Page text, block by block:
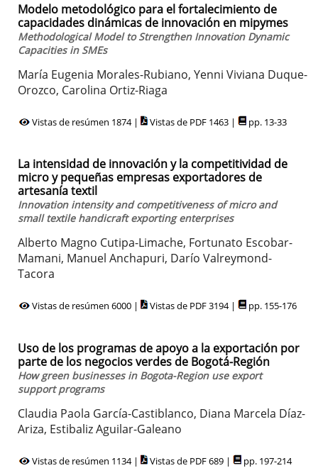
Modelo metodológico para el fortalecimiento de
capacidades dinámicas de innovación en mipymes
Methodological Model to Strengthen Innovation Dynamic
Capacities in SMEs
María Eugenia Morales-Rubiano, Yenni Viviana Duque-
Orozco, Carolina Ortiz-Riaga
Vistas de resúmen 1874 | Vistas de PDF 1463 | pp. 13-33
La intensidad de innovación y la competitividad de
micro y pequeñas empresas exportadores de
artesanía textil
Innovation intensity and competitiveness of micro and
small textile handicraft exporting enterprises
Alberto Magno Cutipa-Limache, Fortunato Escobar-
Mamani, Manuel Anchapuri, Darío Valreymond-
Tacora
Vistas de resúmen 6000 | Vistas de PDF 3194 | pp. 155-176
Uso de los programas de apoyo a la exportación por
parte de los negocios verdes de Bogotá-Región
How green businesses in Bogota-Region use export
support programs
Claudia Paola García-Castiblanco, Diana Marcela Díaz-
Ariza, Estibaliz Aguilar-Galeano
Vistas de resúmen 1134 | Vistas de PDF 689 | pp. 197-214